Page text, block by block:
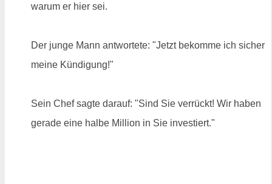
warum er hier sei.
Der junge Mann antwortete: "Jetzt bekomme ich sicher
meine Kündigung!"
Sein Chef sagte darauf: "Sind Sie verrückt! Wir haben
gerade eine halbe Million in Sie investiert."